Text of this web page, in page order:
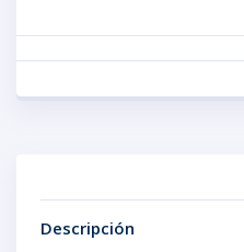
Descripción